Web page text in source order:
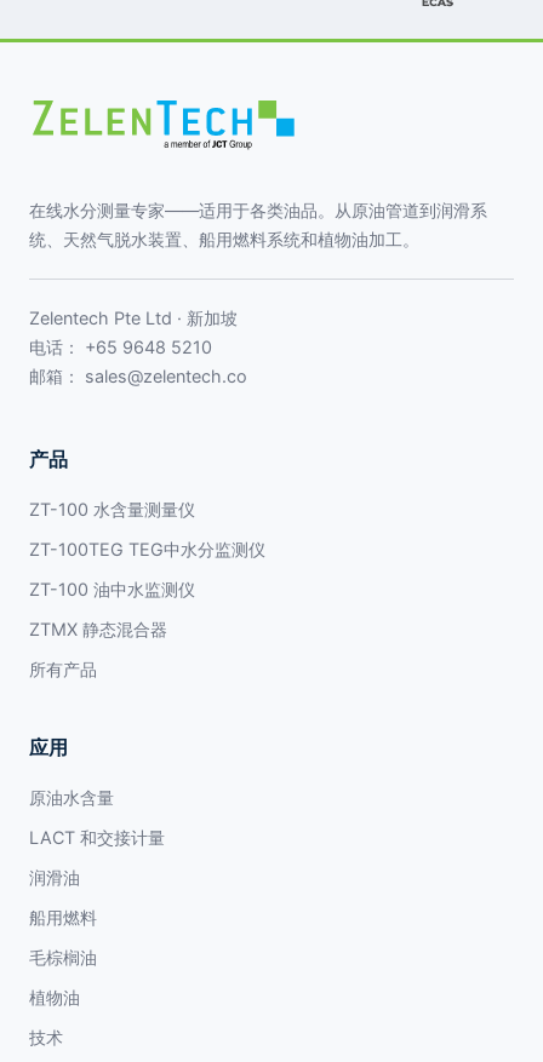
在线水分测量专家——适用于各类油品。从原油管道到润滑系
统、天然气脱水装置、船用燃料系统和植物油加工。
Zelentech Pte Ltd · 新加坡
电话： +65 9648 5210
邮箱： sales@zelentech.co
产品
ZT-100 水含量测量仪
ZT-100TEG TEG中水分监测仪
ZT-100 油中水监测仪
ZTMX 静态混合器
所有产品
应用
原油水含量
LACT 和交接计量
润滑油
船用燃料
毛棕榈油
植物油
技术